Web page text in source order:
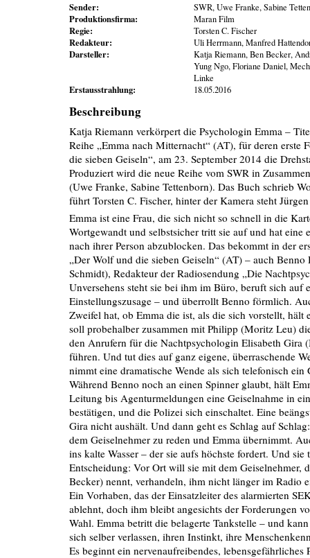
Sender: SWR, Uwe Franke, Sabine
Produktionsfirma: Maran Film
Regie: Torsten C. Fischer
Redakteur: Uli Herrmann, Manfred
Darsteller:
Katja Riemann, Ben Becker,
Yung Ngo, Floriane Daniel,
Linke
Erstausstrahlung: 18.05.2016
Beschreibung
Katja Riemann verkörpert die Psychologin Emma –
Reihe „Emma nach Mitternacht“ (AT), für deren erste
die sieben Geiseln“, am 23. September 2014 die
Produziert wird die neue Reihe vom SWR in
(Uwe Franke, Sabine Tettenborn). Das Buch schrieb
führt Torsten C. Fischer, hinter der Kamera steht
Emma ist eine Frau, die sich nicht so schnell in die
Wortgewandt und selbstsicher tritt sie auf und hat eine
nach ihrer Person abzublocken. Das bekommt in der
„Der Wolf und die sieben Geiseln“ (AT) – auch Benno
Schmidt), Redakteur der Radiosendung „Die
Unversehens steht sie bei ihm im Büro, beruft sich auf
Einstellungszusage – und überrollt Benno förmlich.
Zweifel hat, ob Emma die ist, als die sich vorstellt, hält
soll probehalber zusammen mit Philipp (Moritz Leu)
den Anrufern für die Nachtpsychologin Elisabeth Gira
führen. Und tut dies auf ganz eigene, überraschende
nimmt eine dramatische Wende als sich telefonisch ein
Während Benno noch an einen Spinner glaubt, hält
Leitung bis Agenturmeldungen eine Geiselnahme in
bestätigen, und die Polizei sich einschaltet. Eine
Gira nicht aushält. Und dann geht es Schlag auf
dem Geiselnehmer zu reden und Emma übernimmt.
ins kalte Wasser – der sie aufs höchste fordert. Und
Entscheidung: Vor Ort will sie mit dem Geiselnehmer,
Becker) nennt, verhandeln, ihm nicht länger im Radio
Ein Vorhaben, das der Einsatzleiter des alarmierten
ablehnt, doch ihm bleibt angesichts der Forderungen
Wahl. Emma betritt die belagerte Tankstelle – und
sich selber verlassen, ihren Instinkt, ihre
Es beginnt ein nervenaufreibendes,